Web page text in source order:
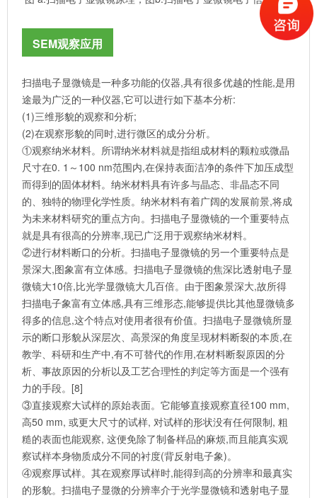
SEM观察应用
扫描电子显微镜是一种多功能的仪器,具有很多优越的性能,是用
途最为广泛的一种仪器,它可以进行如下基本分析:
(1)三维形貌的观察和分析;
(2)在观察形貌的同时,进行微区的成分分析。
①观察纳米材料。所谓纳米材料就是指组成材料的颗粒或微晶
尺寸在0. 1～100 nm范围内,在保持表面洁净的条件下加压成型
而得到的固体材料。纳米材料具有许多与晶态、非晶态不同
的、独特的物理化学性质。纳米材料有着广阔的发展前景,将成
为未来材料研究的重点方向。扫描电子显微镜的一个重要特点
就是具有很高的分辨率,现已广泛用于观察纳米材料。
②进行材料断口的分析。扫描电子显微镜的另一个重要特点是
景深大,图象富有立体感。扫描电子显微镜的焦深比透射电子显
微镜大10倍,比光学显微镜大几百倍。由于图象景深大,故所得
扫描电子象富有立体感,具有三维形态,能够提供比其他显微镜多
得多的信息,这个特点对使用者很有价值。扫描电子显微镜所显
示的断口形貌从深层次、高景深的角度呈现材料断裂的本质,在
教学、科研和生产中,有不可替代的作用,在材料断裂原因的分
析、事故原因的分析以及工艺合理性的判定等方面是一个强有
力的手段。[8]
③直接观察大试样的原始表面。它能够直接观察直径100 mm,
高50 mm, 或更大尺寸的试样, 对试样的形状没有任何限制, 粗
糙的表面也能观察, 这便免除了制备样品的麻烦,而且能真实观
察试样本身物质成分不同的衬度(背反射电子象)。
④观察厚试样。其在观察厚试样时,能得到高的分辨率和最真实
的形貌。扫描电子显微的分辨率介于光学显微镜和透射电子显